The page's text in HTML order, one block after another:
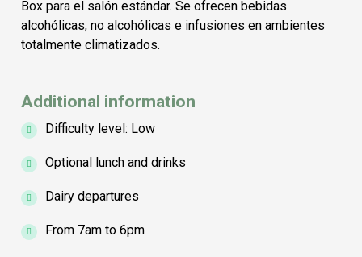
Box para el salón estándar. Se ofrecen bebidas
alcohólicas, no alcohólicas e infusiones en ambientes
totalmente climatizados.
Additional information
Difficulty level: Low
Optional lunch and drinks
Dairy departures
From 7am to 6pm